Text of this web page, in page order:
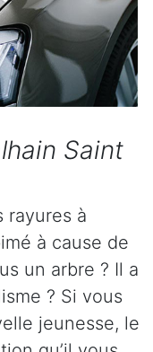
Saint
rayures à
à cause de
un arbre ? Il a
? Si vous
jeunesse, le